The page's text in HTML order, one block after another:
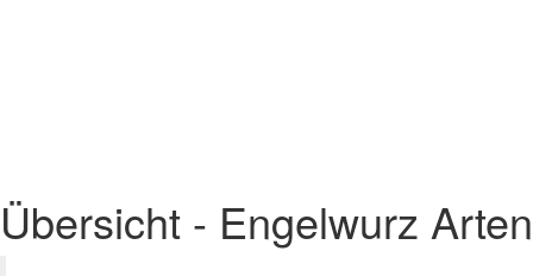
Übersicht - Engelwurz Arten